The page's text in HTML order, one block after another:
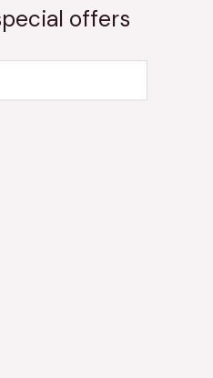
offers